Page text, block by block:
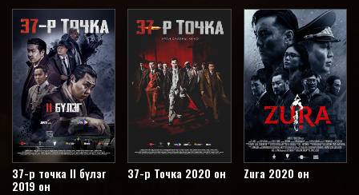
37-р точка II бүлэг
2019 он
37-р Точка 2020 он Zura 2020 он